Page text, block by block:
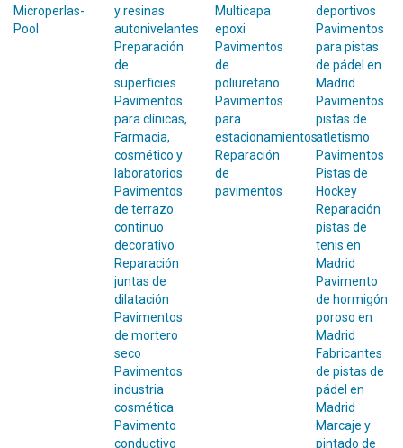
Microperlas-
Pool
y resinas
autonivelantes
Preparación
de
superficies
Pavimentos
para clínicas,
Farmacia,
cosmético y
laboratorios
Pavimentos
de terrazo
continuo
decorativo
Reparación
juntas de
dilatación
Pavimentos
de mortero
seco
Pavimentos
industria
cosmética
Pavimento
conductivo
Multicapa
epoxi
Pavimentos
de
poliuretano
Pavimentos
para
estacionamientos
Reparación
de
pavimentos
deportivos
Pavimentos
para pistas
de pádel en
Madrid
Pavimentos
pistas de
atletismo
Pavimentos
Pistas de
Hockey
Reparación
pistas de
tenis en
Madrid
Pavimento
de hormigón
poroso en
Madrid
Fabricantes
de pistas de
pádel en
Madrid
Marcaje y
pintado de